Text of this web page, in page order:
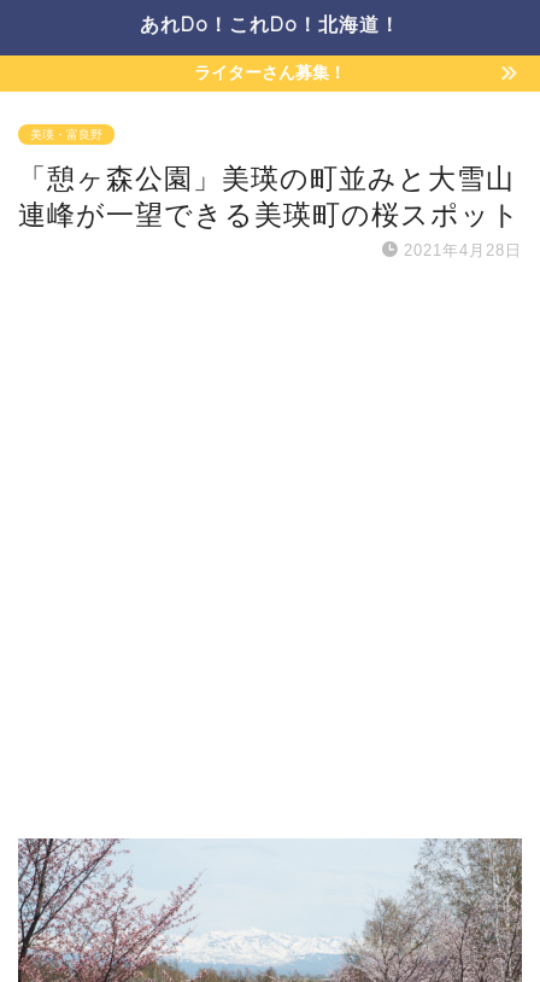
あれDo！これDo！北海道！
ライターさん募集！
美瑛・富良野
「憩ヶ森公園」美瑛の町並みと大雪山
連峰が一望できる美瑛町の桜スポット
2021年4月28日